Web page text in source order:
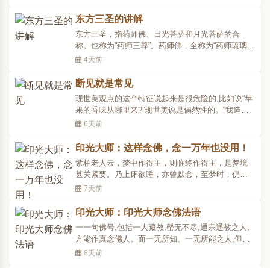
于茶。许多人都在说“茶禅一味”,其实,茶是茶,禅是什
么却是不知道的,多半只是一些相似禅。所谓..
东方三圣的讲解
东方三圣，指药师佛、日光菩萨和月光菩萨的合
称。也称为“药师三尊”。药师佛，全称为“药师琉璃光
如来”，有人称他为“大医王佛”、“医王善逝”、“消灾延
是用来比喻能治众生贪、嗔、痴的医师，在中国佛
教一般用以祈求消灾延寿。药师佛亦称“药师琉璃..
4天前
断见就是常见
现世美观点的这个特征说起来是很危险的,比如说“苹
果的香味从哪里来?”现世美说是偶然性的。“我造了
因、我做了坏事会有结果吗?”现世美说不会有结果,
的过程全都是依赖于偶然性,我梦中梦见了一个恶的
境界是偶然性,白天中了大奖也是凭偶然性的。这种
偶然..
6天前
印光大师：这样念佛，念一万年也没用！
紫柏老人云，梦中作得主，则临终作得主，是梦境
甚关紧要。乃上床欲睡，亦曾默念，至梦时，仍是
纷乱与念佛无关，甚且有吃荤之时，或即觉，或不
境相应，当于日间力求相应。若醒时常相应，梦中
自可相应矣。辑自《印光法师文钞》吠俞大锡居士
问【译文】紫柏老..
7天前
印光大师：印光大师念佛法语
一一句佛号,包括一大藏教,罄无不尽,通宗通教之人,
方能作真念佛人。而一无所知、一无所能之人,但止
口会说话,亦可为真念佛人。去此两种,则真不真皆在
8天前